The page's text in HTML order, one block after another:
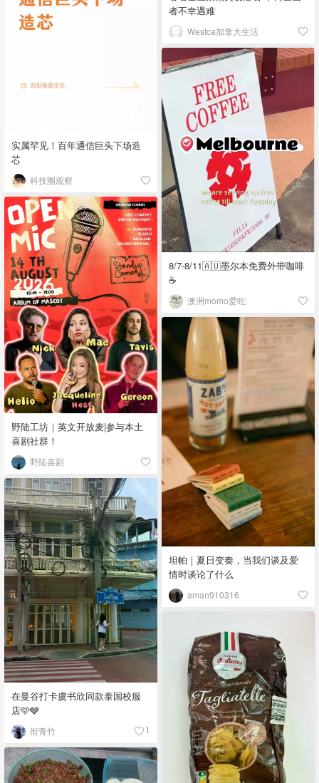
者不幸遇难
Westca加拿大生活
实属罕见！百年通信巨头下场造
芯
科技圈观察
8/7-8/11🇦🇺墨尔本免费外带咖啡
☕
澳洲momo爱吃
野陆工坊｜英文开放麦|参与本土
喜剧社群！
野陆喜剧
坦帕｜夏日变奏，当我们谈及爱
情时谈论了什么
aman910316
在曼谷打卡虞书欣同款泰国校服
店🩵🩶
衔青竹 1